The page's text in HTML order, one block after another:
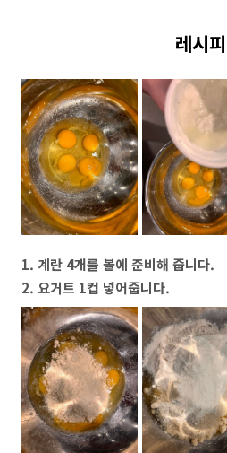
레시피
1. 계란 4개를 볼에 준비해 줍니다.
2. 요거트 1컵 넣어줍니다.